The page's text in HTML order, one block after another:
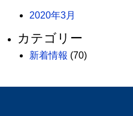
2020年3月
カテゴリー
新着情報 (70)